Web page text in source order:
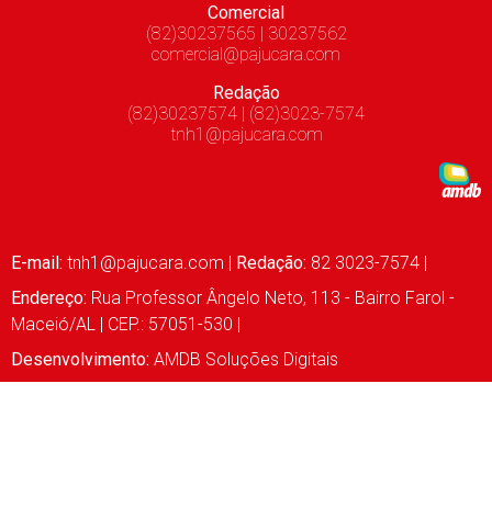
Comercial
(82)30237565 | 30237562
comercial@pajucara.com
Redação
(82)30237574 | (82)3023-7574
tnh1@pajucara.com
E-mail: tnh1@pajucara.com Redação: 82 3023-7574 |
Endereço: Rua Professor Ângelo Neto, 113 - Bairro Farol -
Maceió/AL | CEP.: 57051-530 |
Desenvolvimento: AMDB Soluções Digitais